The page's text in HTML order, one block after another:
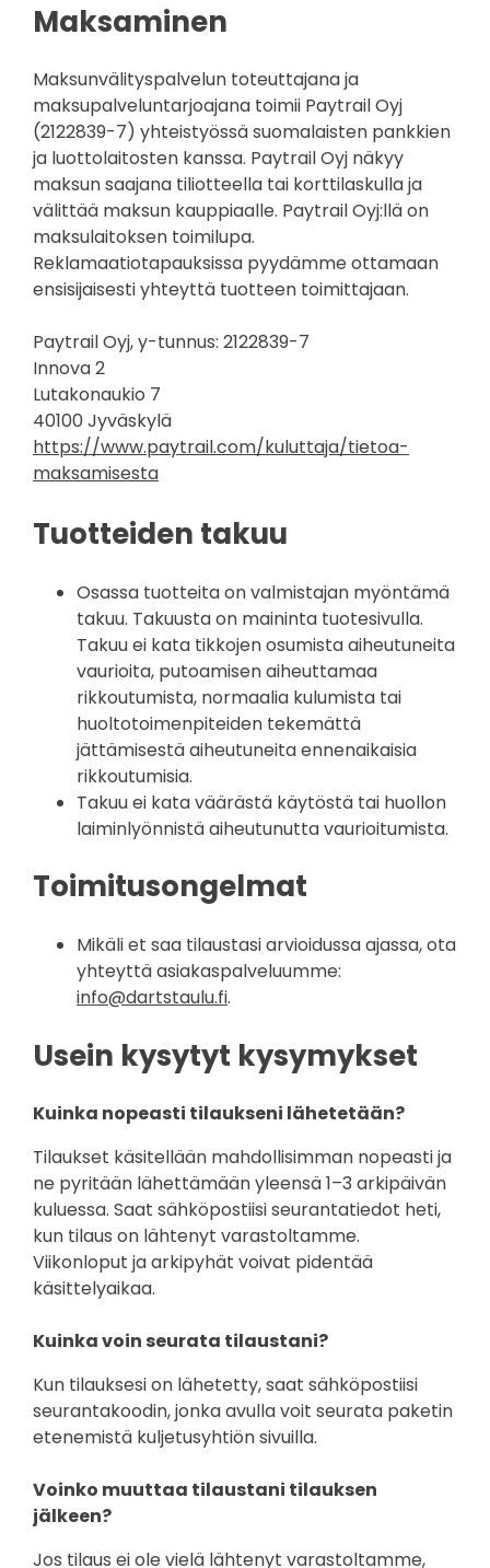
Maksaminen
Maksunvälityspalvelun toteuttajana ja
maksupalveluntarjoajana toimii Paytrail Oyj
(2122839-7) yhteistyössä suomalaisten pankkien
ja luottolaitosten kanssa. Paytrail Oyj näkyy
maksun saajana tiliotteella tai korttilaskulla ja
välittää maksun kauppiaalle. Paytrail Oyj:llä on
maksulaitoksen toimilupa.
Reklamaatiotapauksissa pyydämme ottamaan
ensisijaisesti yhteyttä tuotteen toimittajaan.
Paytrail Oyj, y-tunnus: 2122839-7
Innova 2
Lutakonaukio 7
40100 Jyväskylä
https://www.paytrail.com/kuluttaja/tietoa-
maksamisesta
Tuotteiden takuu
Osassa tuotteita on valmistajan myöntämä
takuu. Takuusta on maininta tuotesivulla.
Takuu ei kata tikkojen osumista aiheutuneita
vaurioita, putoamisen aiheuttamaa
rikkoutumista, normaalia kulumista tai
huoltotoimenpiteiden tekemättä
jättämisestä aiheutuneita ennenaikaisia
rikkoutumisia.
Takuu ei kata väärästä käytöstä tai huollon
laiminlyönnistä aiheutunutta vaurioitumista.
Toimitusongelmat
Mikäli et saa tilaustasi arvioidussa ajassa, ota
yhteyttä asiakaspalveluumme:
info@dartstaulu.fi.
Usein kysytyt kysymykset
Kuinka nopeasti tilaukseni lähetetään?
Tilaukset käsitellään mahdollisimman nopeasti ja
ne pyritään lähettämään yleensä 1–3 arkipäivän
kuluessa. Saat sähköpostiisi seurantatiedot heti,
kun tilaus on lähtenyt varastoltamme.
Viikonloput ja arkipyhät voivat pidentää
käsittelyaikaa.
Kuinka voin seurata tilaustani?
Kun tilauksesi on lähetetty, saat sähköpostiisi
seurantakoodin, jonka avulla voit seurata paketin
etenemistä kuljetusyhtiön sivuilla.
Voinko muuttaa tilaustani tilauksen
jälkeen?
Jos tilaus ei ole vielä lähtenyt varastoltamme,